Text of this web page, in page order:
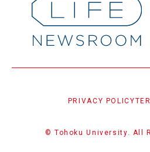
PRIVACY POLICY
© Tohoku University. All